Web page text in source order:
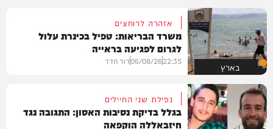
בארץ
אזהרה לרוחצים
משרד הבריאות: טפיל בכינרת עלול
לגרום לפגיעה בראייה
22:35
06/08/26דוד חדד
נפילת שני החיילים
בגלל בדיקת נסיבות האסון: התגובה נגד
חיזבאללה הוקפאה